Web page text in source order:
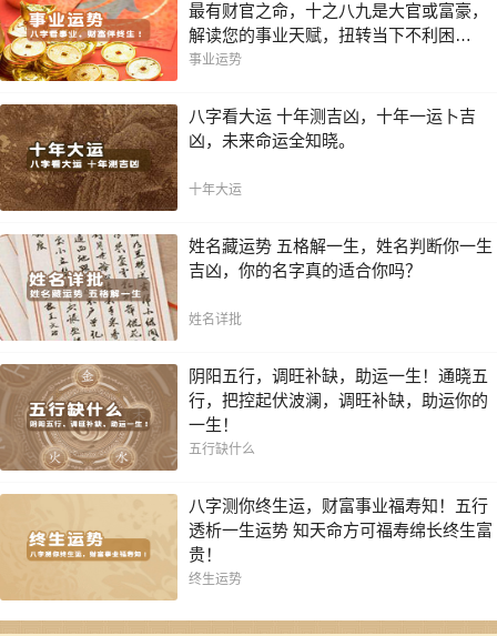
最有财官之命，十之八九是大官或富豪，
解读您的事业天赋，扭转当下不利困
局！！
事业运势
八字看大运 十年测吉凶，十年一运卜吉
凶，未来命运全知晓。
十年大运
姓名藏运势 五格解一生，姓名判断你一生
吉凶，你的名字真的适合你吗？
姓名详批
阴阳五行，调旺补缺，助运一生！通晓五
行，把控起伏波澜，调旺补缺，助运你的
一生！
五行缺什么
八字测你终生运，财富事业福寿知！五行
透析一生运势 知天命方可福寿绵长终生富
贵！
终生运势